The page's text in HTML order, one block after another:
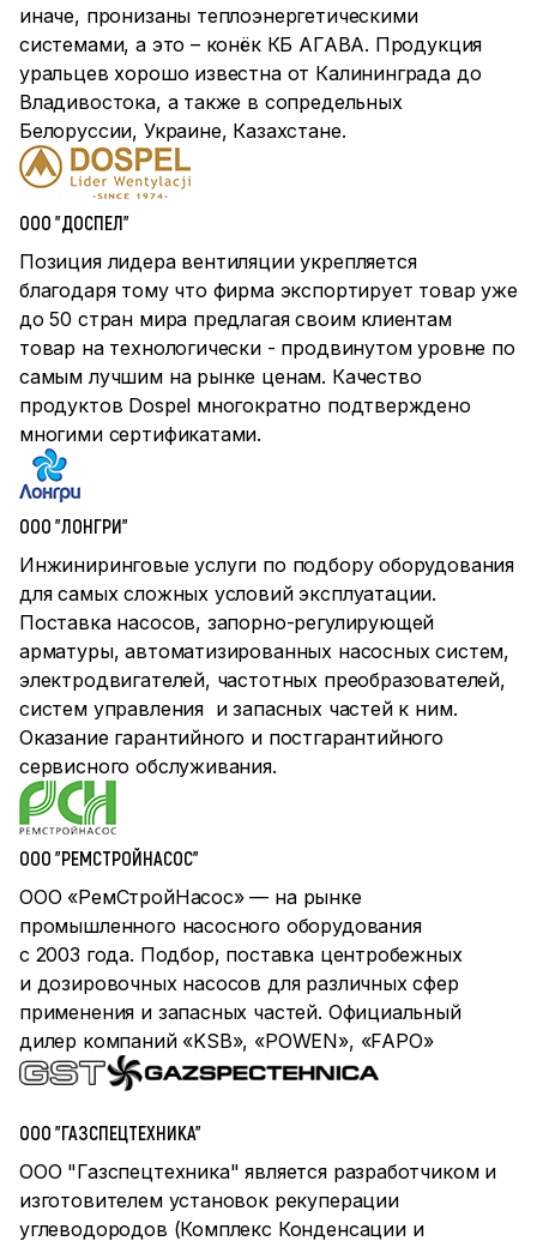
иначе, пронизаны теплоэнергетическими
системами, а это – конёк КБ АГАВА. Продукция
уральцев хорошо известна от Калининграда до
Владивостока, а также в сопредельных
Белоруссии, Украине, Казахстане.
ООО "ДОСПЕЛ"
Позиция лидера вентиляции укрепляется
благодаря тому что фирма экспортирует товар уже
до 50 стран мира предлагая своим клиентам
товар на технологически - продвинутом уровне по
самым лучшим на рынке ценам. Качество
продуктов Dospel многократно подтверждено
многими сертификатами.
ООО "ЛОНГРИ"
Инжиниринговые услуги по подбору оборудования
для самых сложных условий эксплуатации.
Поставка насосов, запорно-регулирующей
арматуры, автоматизированных насосных систем,
электродвигателей, частотных преобразователей,
систем управления и запасных частей к ним.
Оказание гарантийного и постгарантийного
сервисного обслуживания.
ООО "РЕМСТРОЙНАСОС"
ООО «РемСтройНасос» — на рынке
промышленного насосного оборудования
с 2003 года. Подбор, поставка центробежных
и дозировочных насосов для различных сфер
применения и запасных частей. Официальный
дилер компаний «KSB», «POWEN», «FAPO»
ООО "ГАЗСПЕЦТЕХНИКА"
ООО "Газспецтехника" является разработчиком и
изготовителем установок рекуперации
углеводородов (Комплекс Конденсации и